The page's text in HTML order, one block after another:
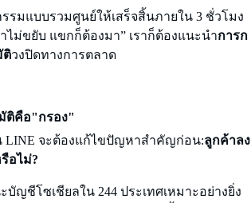
รมแบบรวมศูนย์ให้เสร็จสิ้นภายใน 3 ชั่วโมง
ไม่ขยับ แขกก็ต้องมา” เราก็ต้องแนะนำการก
ติวงปิดทางการตลาด
ติคือ"กรอง"
LINE จะต้องแก้ไขปัญหาสำคัญก่อน:ลูกค้าลง
อไม่?
บัญชีโซเชียลใน 244 ประเทศเหมาะอย่างยิ่ง